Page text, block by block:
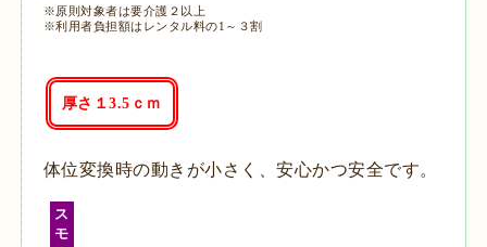
※原則対象者は要介護２以上
※利用者負担額はレンタル料の1～３割
厚さ１3.5ｃｍ
体位変換時の動きが小さく、安心かつ安全です。
ス
モ